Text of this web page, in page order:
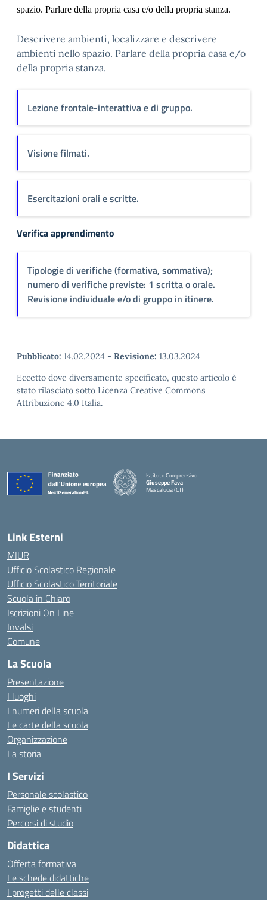
spazio. Parlare della propria casa e/o della propria stanza.
Descrivere ambienti, localizzare e descrivere
ambienti nello spazio. Parlare della propria casa e/o
della propria stanza.
Lezione frontale-interattiva e di gruppo.
Visione filmati.
Esercitazioni orali e scritte.
Verifica apprendimento
Tipologie di verifiche (formativa, sommativa);
numero di verifiche previste: 1 scritta o orale.
Revisione individuale e/o di gruppo in itinere.
Pubblicato: 14.02.2024 - Revisione: 13.03.2024
Eccetto dove diversamente specificato, questo articolo è
stato rilasciato sotto Licenza Creative Commons
Attribuzione 4.0 Italia.
Istituto Comprensivo
Giuseppe Fava
Mascalucia (CT)
Link Esterni
MIUR
Ufficio Scolastico Regionale
Ufficio Scolastico Territoriale
Scuola in Chiaro
Iscrizioni On Line
Invalsi
Comune
La Scuola
Presentazione
I luoghi
I numeri della scuola
Le carte della scuola
Organizzazione
La storia
I Servizi
Personale scolastico
Famiglie e studenti
Percorsi di studio
Didattica
Offerta formativa
Le schede didattiche
I progetti delle classi